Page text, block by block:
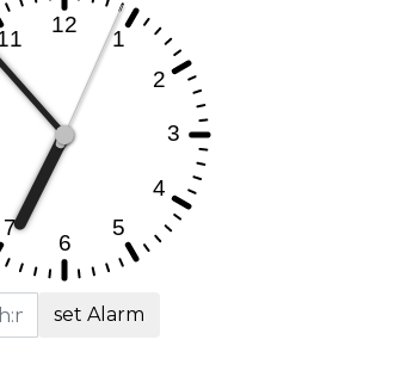
set Alarm